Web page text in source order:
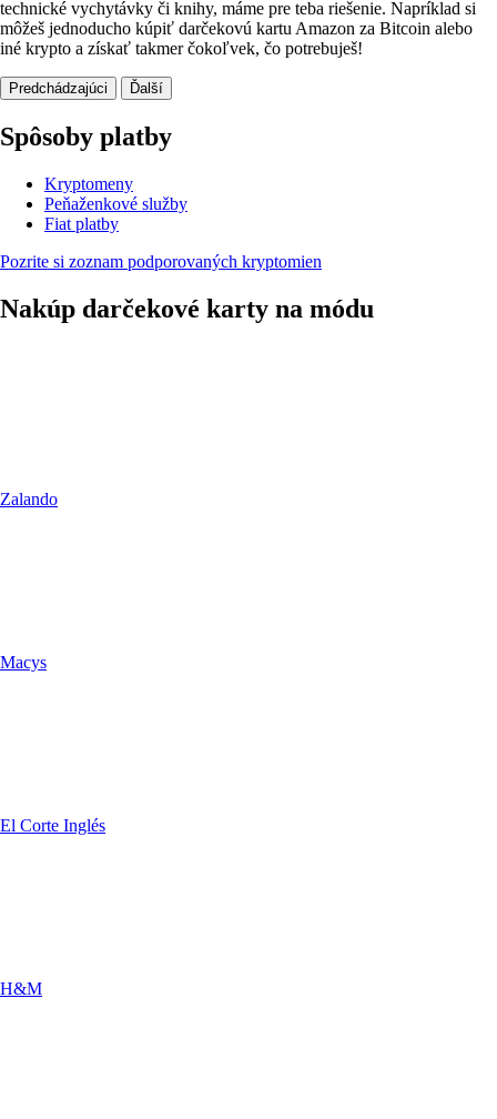
technické vychytávky či knihy, máme pre teba riešenie. Napríklad si
môžeš jednoducho kúpiť darčekovú kartu Amazon za Bitcoin alebo
iné krypto a získať takmer čokoľvek, čo potrebuješ!
Predchádzajúci Ďalší
Spôsoby platby
Kryptomeny
Peňaženkové služby
Fiat platby
Pozrite si zoznam podporovaných kryptomien
Nakúp darčekové karty na módu
Zalando
Macys
El Corte Inglés
H&M